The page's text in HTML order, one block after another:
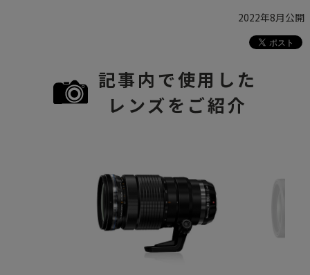
2022年8月公開
記事内で使用した
レンズをご紹介